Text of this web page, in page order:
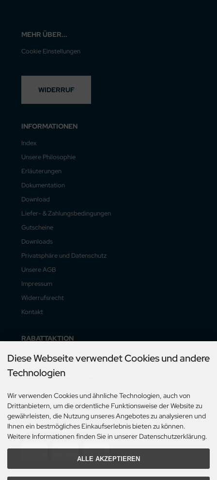
MEHR ÜBER...
Cookie Einstellungen
WIDERRUF
INFORMATIONEN
Index
Unsere Philosophie
Erläuterungen
Dokumentation
Download
Liefer- & Zahlungsbedingungen
Gutscheine
Downloads
Privatsphäre und Datenschutz
Unsere AGB
Impressum
Widerrufsrecht
Kontakt
RABATTAKTION
Im August und September erhalten Sie 5% Mengenrabatt ab
€ 60,- Bestellwert!!!
(mit Vorauskasserabatt sind es 8%).
Der Rabatt gilt nur für Lieferungen innerhalb Deutschlands.
ZAHLUNGSMETHODEN
Diese Webseite verwendet Cookies und andere
Technologien
Wir verwenden Cookies und ähnliche Technologien, auch von
Drittanbietern, um die ordentliche Funktionsweise der Website zu
gewährleisten, die Nutzung unseres Angebotes zu analysieren und
Ihnen ein bestmögliches Einkaufserlebnis bieten zu können.
Weitere Informationen finden Sie in unserer Datenschutzerklärung.
ALLE AKZEPTIEREN